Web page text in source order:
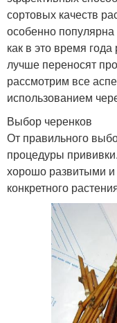
сортовых качеств
особенно
как в это время
лучше переносят
рассмотрим все
использованием
Выбор черенков
От правильного
процедуры
хорошо развитыми и
конкретного